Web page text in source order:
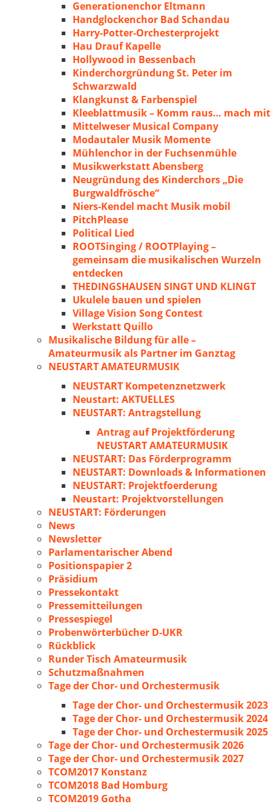
Generationenchor Eltmann
Handglockenchor Bad Schandau
Harry-Potter-Orchesterprojekt
Hau Drauf Kapelle
Hollywood in Bessenbach
Kinderchorgründung St. Peter im
Schwarzwald
Klangkunst & Farbenspiel
Kleeblattmusik – Komm raus… mach mit
Mittelweser Musical Company
Modautaler Musik Momente
Mühlenchor in der Fuchsenmühle
Musikwerkstatt Abensberg
Neugründung des Kinderchors „Die
Burgwaldfrösche“
Niers-Kendel macht Musik mobil
PitchPlease
Political Lied
ROOTSinging / ROOTPlaying –
gemeinsam die musikalischen Wurzeln
entdecken
THEDINGSHAUSEN SINGT UND KLINGT
Ukulele bauen und spielen
Village Vision Song Contest
Werkstatt Quillo
Musikalische Bildung für alle –
Amateurmusik als Partner im Ganztag
NEUSTART AMATEURMUSIK
NEUSTART Kompetenznetzwerk
Neustart: AKTUELLES
NEUSTART: Antragstellung
Antrag auf Projektförderung
NEUSTART AMATEURMUSIK
NEUSTART: Das Förderprogramm
NEUSTART: Downloads & Informationen
NEUSTART: Projektfoerderung
Neustart: Projektvorstellungen
NEUSTART: Förderungen
News
Newsletter
Parlamentarischer Abend
Positionspapier 2
Präsidium
Pressekontakt
Pressemitteilungen
Pressespiegel
Probenwörterbücher D-UKR
Rückblick
Runder Tisch Amateurmusik
Schutzmaßnahmen
Tage der Chor- und Orchestermusik
Tage der Chor- und Orchestermusik 2023
Tage der Chor- und Orchestermusik 2024
Tage der Chor- und Orchestermusik 2025
Tage der Chor- und Orchestermusik 2026
Tage der Chor- und Orchestermusik 2027
TCOM2017 Konstanz
TCOM2018 Bad Homburg
TCOM2019 Gotha